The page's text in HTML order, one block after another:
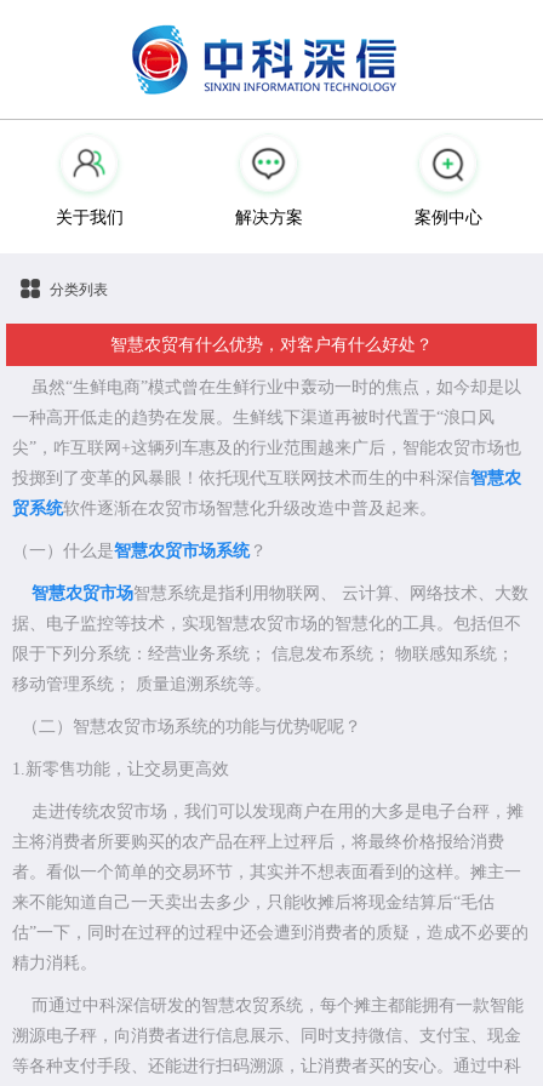
关于我们 解决方案 案例中心
分类列表
智慧农贸有什么优势，对客户有什么好处？
虽然“生鲜电商”模式曾在生鲜行业中轰动一时的焦点，如今却是以
一种高开低走的趋势在发展。生鲜线下渠道再被时代置于“浪口风
尖”，咋互联网+这辆列车惠及的行业范围越来广后，智能农贸市场也
投掷到了变革的风暴眼！依托现代互联网技术而生的中科深信智慧农
贸系统软件逐渐在农贸市场智慧化升级改造中普及起来。
（一）什么是智慧农贸市场系统？
智慧农贸市场智慧系统是指利用物联网、 云计算、网络技术、大数
据、电子监控等技术，实现智慧农贸市场的智慧化的工具。包括但不
限于下列分系统：经营业务系统； 信息发布系统； 物联感知系统；
移动管理系统； 质量追溯系统等。
（二）智慧农贸市场系统的功能与优势呢呢？
1.新零售功能，让交易更高效
走进传统农贸市场，我们可以发现商户在用的大多是电子台秤，摊
主将消费者所要购买的农产品在秤上过秤后，将最终价格报给消费
者。看似一个简单的交易环节，其实并不想表面看到的这样。摊主一
来不能知道自己一天卖出去多少，只能收摊后将现金结算后“毛估
估”一下，同时在过秤的过程中还会遭到消费者的质疑，造成不必要的
精力消耗。
而通过中科深信研发的智慧农贸系统，每个摊主都能拥有一款智能
溯源电子秤，向消费者进行信息展示、同时支持微信、支付宝、现金
等各种支付手段、还能进行扫码溯源，让消费者买的安心。通过中科